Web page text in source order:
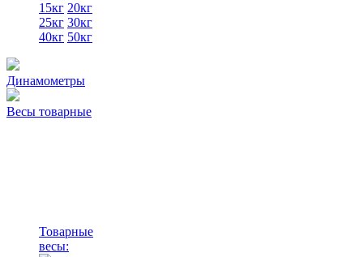
15кг 20кг
25кг 30кг
40кг 50кг
Динамометры
Весы товарные
Товарные
весы: